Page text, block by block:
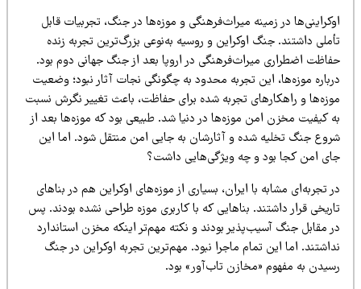
در زمینه میراث‌فرهنگی و موزه‌ها در جنگ، تجربیات قابل
داشتند. جنگ اوکراین و روسیه به‌نوعی بزرگ‌ترین تجربه زنده
اضطراری میراث‌فرهنگی در اروپا بعد از جنگ جهانی دوم بود.
موزه‌ها، این تجربه محدود به چگونگی نجات آثار نبود؛ وضعیت
و راهکارهای تجربه شده برای حفاظت، باعث تغییر نگرش نسبت
کیفیت مخزن امن موزه‌ها در دنیا شد. طبیعی بود که موزه‌ها بعد از
جنگ تخلیه شده و آثارشان به جایی امن منتقل شود. اما این
امن کجا بود و چه ویژگی‌هایی داشت؟
تجربه‌ای مشابه با ایران، بسیاری از موزه‌های اوکراین هم در بناهای
قرار داشتند. بناهایی که با کاربری موزه طراحی نشده بودند. پس
مقابل جنگ آسیب‌پذیر بودند و نکته مهم‌تر اینکه مخزن استاندارد
اما این تمام ماجرا نبود. مهم‌ترین تجربه اوکراین در جنگ
به مفهوم «مخازن تاب‌آور» بود.